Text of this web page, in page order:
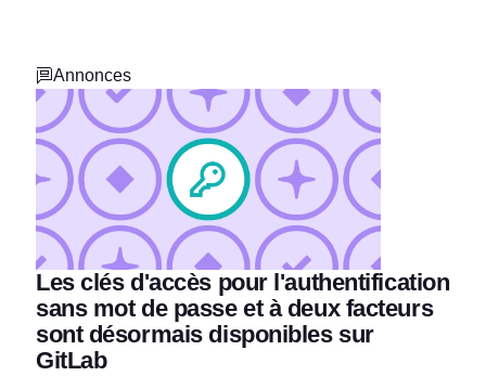
Annonces
Les clés d'accès pour l'authentification
sans mot de passe et à deux facteurs
sont désormais disponibles sur
GitLab